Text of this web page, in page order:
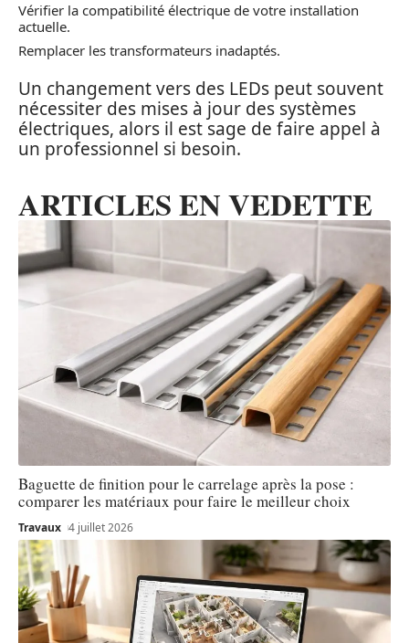
Vérifier la compatibilité électrique de votre installation
actuelle.
Remplacer les transformateurs inadaptés.
Un changement vers des LEDs peut souvent
nécessiter des mises à jour des systèmes
électriques, alors il est sage de faire appel à
un professionnel si besoin.
ARTICLES EN VEDETTE
Baguette de finition pour le carrelage après la pose :
comparer les matériaux pour faire le meilleur choix
Travaux 4 juillet 2026